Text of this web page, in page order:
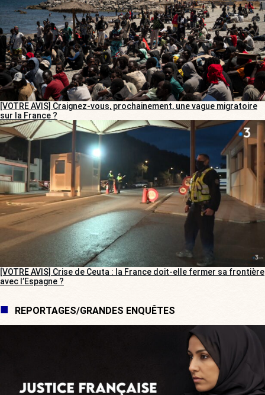
[VOTRE AVIS] Craignez-vous, prochainement, une vague migratoire
sur la France ?
[VOTRE AVIS] Crise de Ceuta : la France doit-elle fermer sa frontière
avec l’Espagne ?
REPORTAGES/GRANDES ENQUÊTES